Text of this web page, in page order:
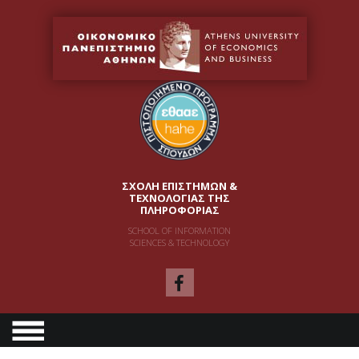
ΣΧΟΛΗ ΕΠΙΣΤΗΜΩΝ &
ΤΕΧΝΟΛΟΓΙΑΣ ΤΗΣ
ΠΛΗΡΟΦΟΡΙΑΣ
SCHOOL OF INFORMATION
SCIENCES & TECHNOLOGY